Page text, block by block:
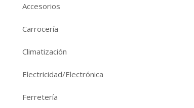
Accesorios
Carrocería
Climatización
Electricidad/Electrónica
Ferretería